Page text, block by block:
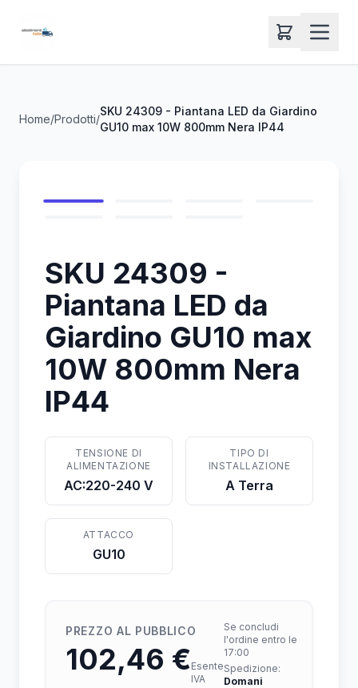
Home/Prodotti/
SKU 24309 - Piantana LED da Giardino
GU10 max 10W 800mm Nera IP44
SKU 24309 -
Piantana LED da
Giardino GU10 max
10W 800mm Nera
IP44
TENSIONE DI
ALIMENTAZIONE
AC:220-240 V
TIPO DI
INSTALLAZIONE
A Terra
ATTACCO
GU10
PREZZO AL PUBBLICO
102,46 €Esente
IVA
Se concludi
l'ordine entro le
17:00
Spedizione:
Domani